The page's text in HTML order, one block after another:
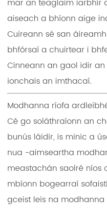
mar an teaglaim iarbhír
aiseach a bhíonn aige
Cuireann sé san
bhfórsaí a chuirtear i
Cinneann an gaol idir an
ionchais an imthacaí.
Modhanna ríofa
Cé go soláthraíonn an
bunús láidir, is minic a
nua -aimseartha
meastachán saolré níos
mbíonn bogearraí
gceist leis na